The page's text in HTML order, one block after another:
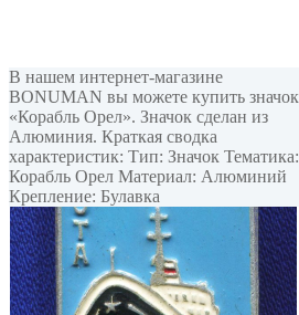
В нашем интернет-магазине
BONUMAN вы можете купить значок
«Корабль Орел». Значок сделан из
Алюминия. Краткая сводка
характеристик: Тип: Значок Тематика:
Корабль Орел Материал: Алюминий
Крепление: Булавка